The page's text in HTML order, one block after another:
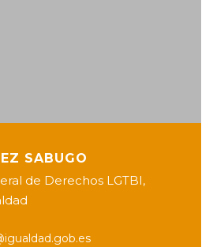
SABUGO
de Derechos LGTBI,